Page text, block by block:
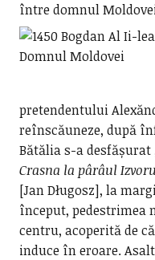
între domnul
pretendentului
reînscăuneze, după
Bătălia s-a desfășurat
Crasna la pârâul
[Jan Długosz], la
început, pedestrimea
centru, acoperită de
induce în eroare.